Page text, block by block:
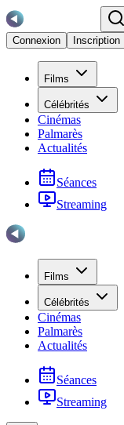
Connexion
Inscription
Films
Célébrités
Cinémas
Palmarès
Actualités
Séances
Streaming
Films
Célébrités
Cinémas
Palmarès
Actualités
Séances
Streaming